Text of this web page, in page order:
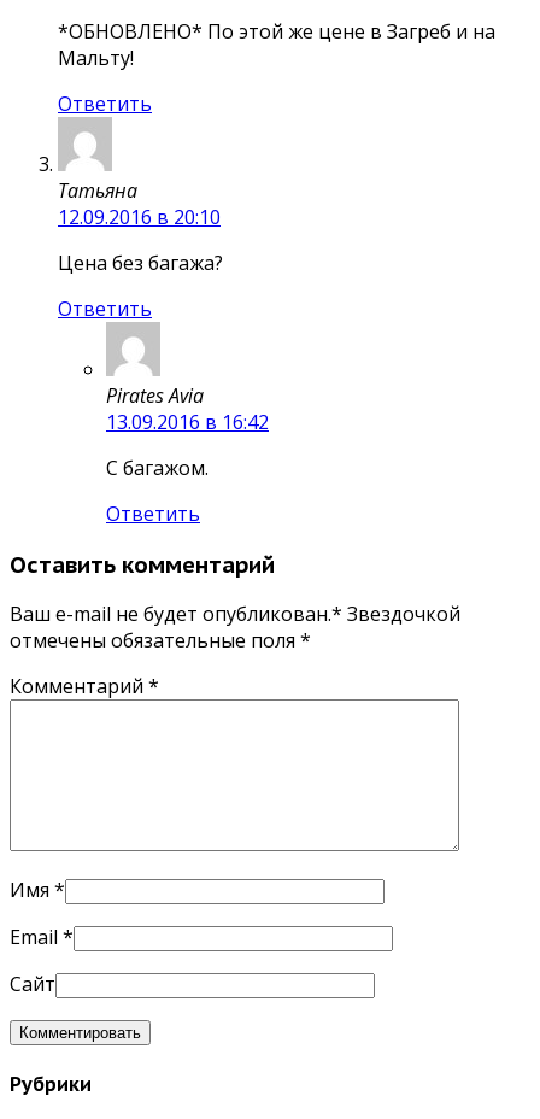
*ОБНОВЛЕНО* По этой же цене в Загреб и на
Мальту!
Ответить
Татьяна
12.09.2016 в 20:10
Цена без багажа?
Ответить
Pirates Avia
13.09.2016 в 16:42
С багажом.
Ответить
Оставить комментарий
Ваш e-mail не будет опубликован.* Звездочкой
отмечены обязательные поля *
Комментарий *
Имя *
Email *
Сайт
Рубрики